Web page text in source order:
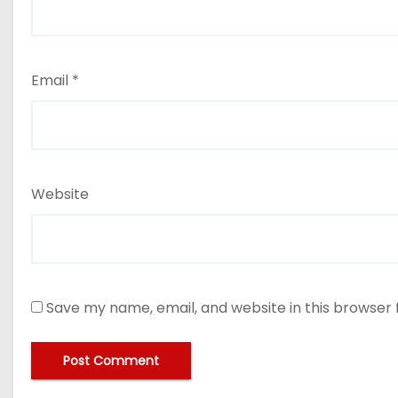
Email *
Website
Save my name, email, and website in this